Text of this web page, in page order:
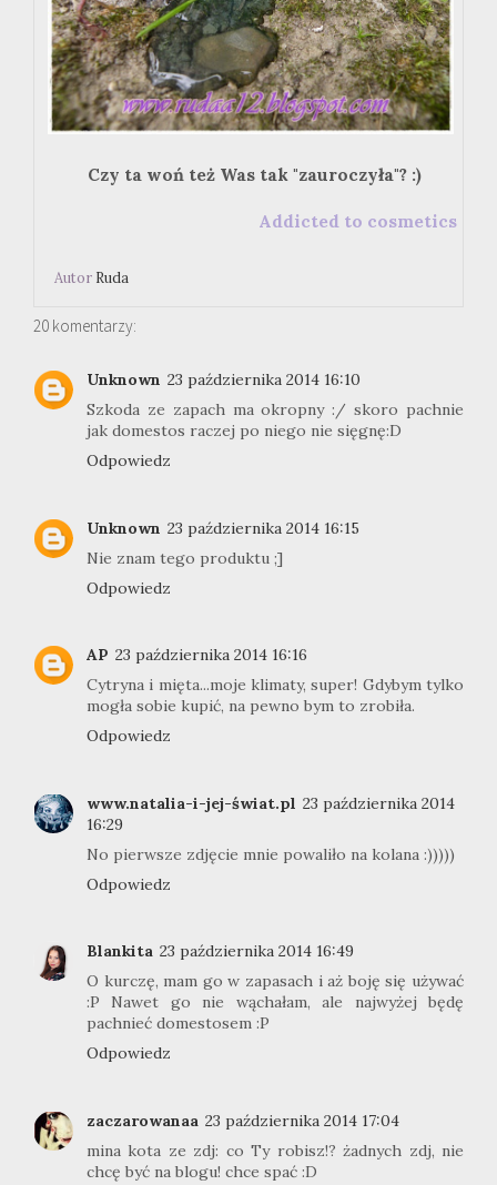
Czy ta woń też Was tak "zauroczyła"? :)
Addicted to cosmetics
Autor Ruda
20 komentarzy:
Unknown 23 października 2014 16:10
Szkoda ze zapach ma okropny :/ skoro pachnie
jak domestos raczej po niego nie sięgnę:D
Odpowiedz
Unknown 23 października 2014 16:15
Nie znam tego produktu ;]
Odpowiedz
AP 23 października 2014 16:16
Cytryna i mięta...moje klimaty, super! Gdybym tylko
mogła sobie kupić, na pewno bym to zrobiła.
Odpowiedz
www.natalia-i-jej-świat.pl 23 października 2014
16:29
No pierwsze zdjęcie mnie powaliło na kolana :)))))
Odpowiedz
Blankita 23 października 2014 16:49
O kurczę, mam go w zapasach i aż boję się używać
:P Nawet go nie wąchałam, ale najwyżej będę
pachnieć domestosem :P
Odpowiedz
zaczarowanaa 23 października 2014 17:04
mina kota ze zdj: co Ty robisz!? żadnych zdj, nie
chcę być na blogu! chce spać :D